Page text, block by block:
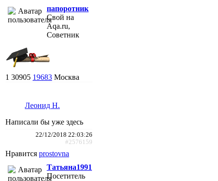
папоротник
Свой на
Aqa.ru,
Советник
1 30905 19683 Москва
Леонид Н.
Написали бы уже здесь
22/12/2018 22:03:26
#2576159
Нравится prostovna
Татьяна1991
Посетитель